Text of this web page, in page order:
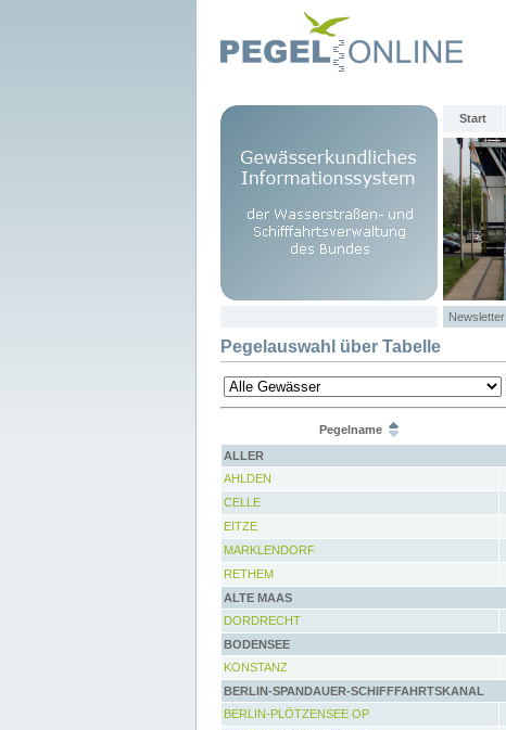
Start
Newsletter
Pegelauswahl über Tabelle
Pegelname
ALLER
AHLDEN
CELLE
EITZE
MARKLENDORF
RETHEM
ALTE MAAS
DORDRECHT
BODENSEE
KONSTANZ
BERLIN-SPANDAUER-SCHIFFFAHRTSKANAL
BERLIN-PLÖTZENSEE OP